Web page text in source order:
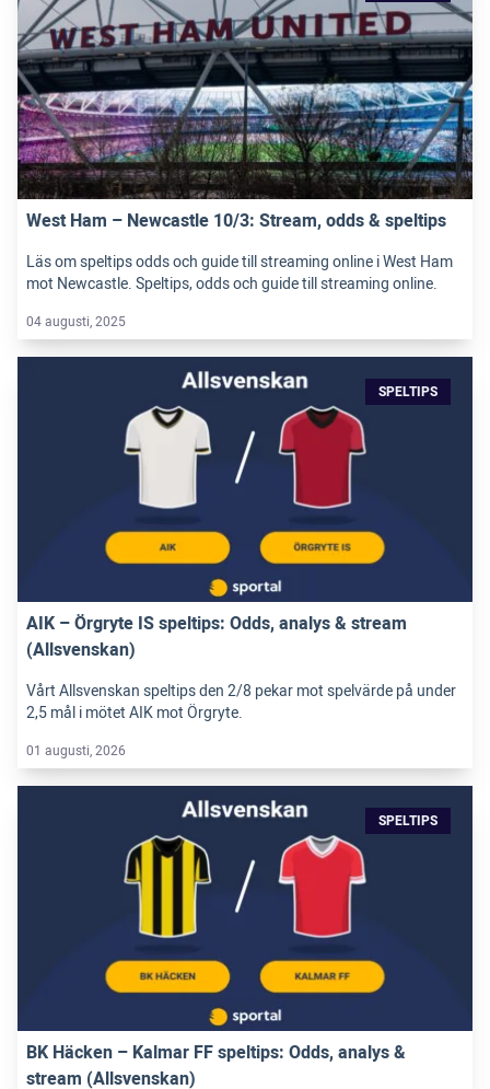
West Ham – Newcastle 10/3: Stream, odds & speltips
Läs om speltips odds och guide till streaming online i West Ham
mot Newcastle. Speltips, odds och guide till streaming online.
04 augusti, 2025
SPELTIPS
AIK – Örgryte IS speltips: Odds, analys & stream
(Allsvenskan)
Vårt Allsvenskan speltips den 2/8 pekar mot spelvärde på under
2,5 mål i mötet AIK mot Örgryte.
01 augusti, 2026
SPELTIPS
BK Häcken – Kalmar FF speltips: Odds, analys &
stream (Allsvenskan)